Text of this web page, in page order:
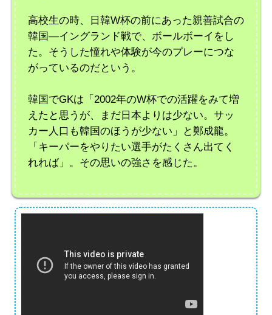
高校生の時、日韓W杯の前にあった親善試合の
韓国―イングランド戦で、ボールボーイをし
た。そうした憧れや体験が今のプレーにつな
がっているのだという。
韓国でGKは「2002年のW杯での活躍をみて増
えたと思うが、まだ日本よりは少ない。サッ
カー人口も韓国のほうが少ない」と鄭成龍。
「キーパーをやりたい選手がたくさん出てく
れれば」。その思いの強さを感じた。